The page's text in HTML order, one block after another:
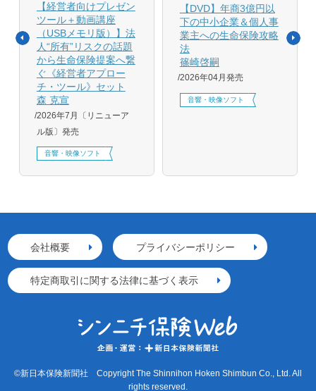
【経営者向けプレゼン
ツール＋動画講座
（USBメモリ版）】法
人“所有”リスクの話題
から生命保険提案へ繋
ぐ《経営者アプロー
チ・ツール》セット
森 克宣
2026年7月〔リニューア
ル版〕発売
音響・映像ソフト
【DVD】年商3億円以
下の中小企業＆個人事
業主への生命保険攻略
法
篠崎啓嗣
2026年04月発売
音響・映像ソフト
会社概要 プライバシーポリシー
特定商取引に関する法律に基づく表示
©新日本保険新聞社 Copyright The Shinnihon Hoken Shimbun Co., Ltd. All
rights reserved.